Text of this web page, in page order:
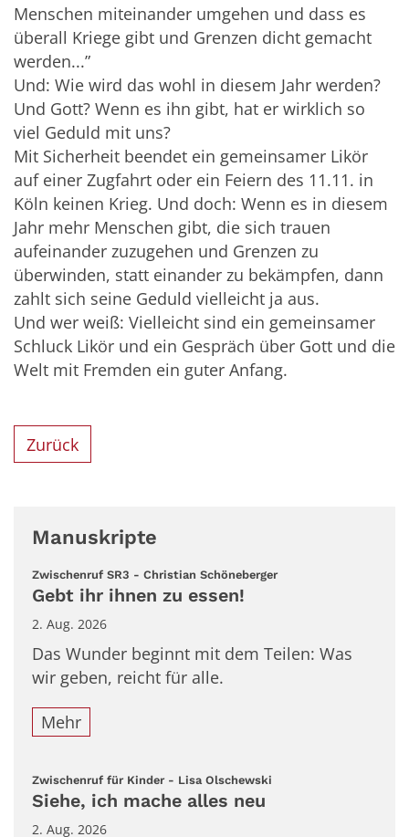
Menschen miteinander umgehen und dass es
überall Kriege gibt und Grenzen dicht gemacht
werden...”
Und: Wie wird das wohl in diesem Jahr werden?
Und Gott? Wenn es ihn gibt, hat er wirklich so
viel Geduld mit uns?
Mit Sicherheit beendet ein gemeinsamer Likör
auf einer Zugfahrt oder ein Feiern des 11.11. in
Köln keinen Krieg. Und doch: Wenn es in diesem
Jahr mehr Menschen gibt, die sich trauen
aufeinander zuzugehen und Grenzen zu
überwinden, statt einander zu bekämpfen, dann
zahlt sich seine Geduld vielleicht ja aus.
Und wer weiß: Vielleicht sind ein gemeinsamer
Schluck Likör und ein Gespräch über Gott und die
Welt mit Fremden ein guter Anfang.
Zurück
Manuskripte
Zwischenruf SR3 - Christian Schöneberger:
Gebt ihr ihnen zu essen!
2. Aug. 2026
Das Wunder beginnt mit dem Teilen: Was
wir geben, reicht für alle.
Mehr
Zwischenruf für Kinder - Lisa Olschewski
Siehe, ich mache alles neu
2. Aug. 2026